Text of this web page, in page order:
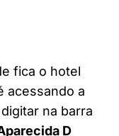
fica o hotel
acessando a
na barra
D